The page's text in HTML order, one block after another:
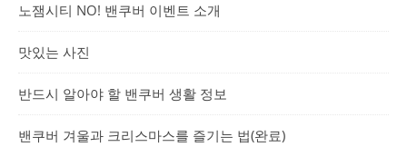
노잼시티 NO! 밴쿠버 이벤트 소개
맛있는 사진
반드시 알아야 할 밴쿠버 생활 정보
밴쿠버 겨울과 크리스마스를 즐기는 법(완료)